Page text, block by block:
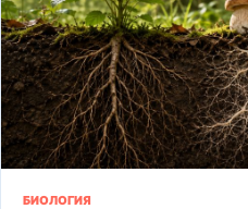
БИОЛОГИЯ